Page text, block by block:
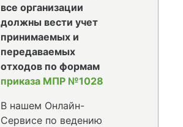
все организации
должны вести учет
принимаемых и
передаваемых
отходов по формам
приказа МПР №1028
В нашем Онлайн-
Сервисе по ведению